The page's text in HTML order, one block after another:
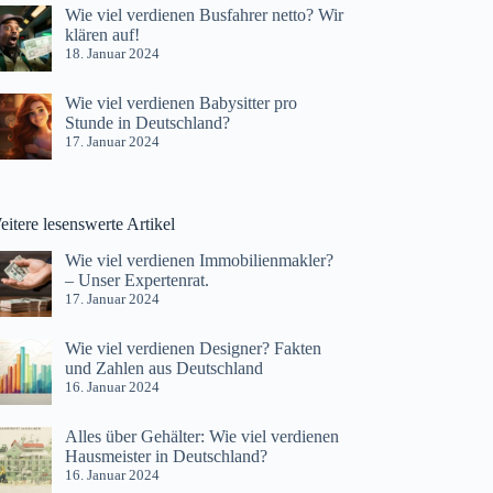
Wie viel verdienen Busfahrer netto? Wir
klären auf!
18. Januar 2024
Wie viel verdienen Babysitter pro
Stunde in Deutschland?
17. Januar 2024
lesenswerte Artikel
Wie viel verdienen Immobilienmakler?
– Unser Expertenrat.
17. Januar 2024
Wie viel verdienen Designer? Fakten
und Zahlen aus Deutschland
16. Januar 2024
Alles über Gehälter: Wie viel verdienen
Hausmeister in Deutschland?
16. Januar 2024